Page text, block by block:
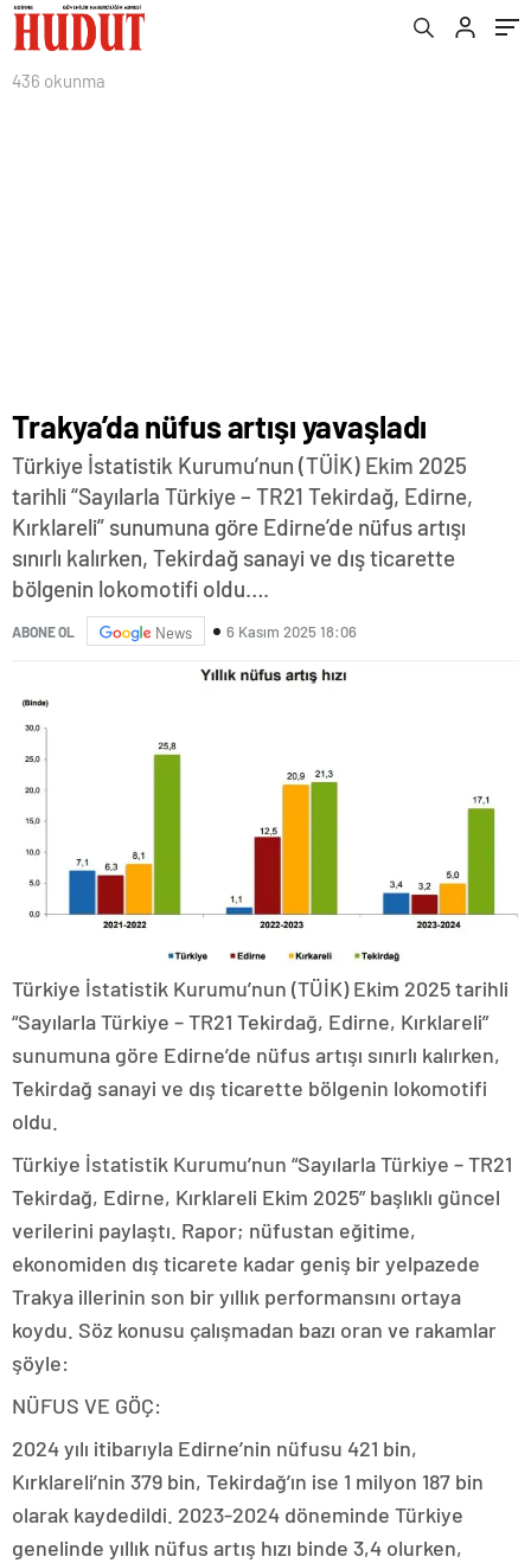
436 okunma
Trakya’da nüfus artışı yavaşladı
Türkiye İstatistik Kurumu’nun (TÜİK) Ekim 2025
tarihli “Sayılarla Türkiye – TR21 Tekirdağ, Edirne,
Kırklareli” sunumuna göre Edirne’de nüfus artışı
sınırlı kalırken, Tekirdağ sanayi ve dış ticarette
bölgenin lokomotifi oldu….
ABONE OL News 6 Kasım 2025 18:06
Türkiye İstatistik Kurumu’nun (TÜİK) Ekim 2025 tarihli
“Sayılarla Türkiye – TR21 Tekirdağ, Edirne, Kırklareli”
sunumuna göre Edirne’de nüfus artışı sınırlı kalırken,
Tekirdağ sanayi ve dış ticarette bölgenin lokomotifi
oldu.
Türkiye İstatistik Kurumu’nun “Sayılarla Türkiye – TR21
Tekirdağ, Edirne, Kırklareli Ekim 2025” başlıklı güncel
verilerini paylaştı. Rapor; nüfustan eğitime,
ekonomiden dış ticarete kadar geniş bir yelpazede
Trakya illerinin son bir yıllık performansını ortaya
koydu. Söz konusu çalışmadan bazı oran ve rakamlar
şöyle:
NÜFUS VE GÖÇ:
2024 yılı itibarıyla Edirne’nin nüfusu 421 bin,
Kırklareli’nin 379 bin, Tekirdağ’ın ise 1 milyon 187 bin
olarak kaydedildi. 2023-2024 döneminde Türkiye
genelinde yıllık nüfus artış hızı binde 3,4 olurken,